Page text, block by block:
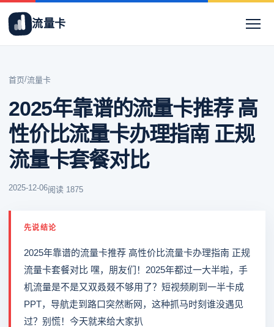
流量卡
首页/流量卡
2025年靠谱的流量卡推荐 高
性价比流量卡办理指南 正规
流量卡套餐对比
2025-12-06阅读 1875
先说结论
2025年靠谱的流量卡推荐 高性价比流量卡办理指南 正规
流量卡套餐对比 嘿，朋友们！2025年都过一大半啦，手
机流量是不是又双叒叕不够用了？短视频刷到一半卡成
PPT，导航走到路口突然断网，这种抓马时刻谁没遇见
过？别慌！今天就来给大家扒